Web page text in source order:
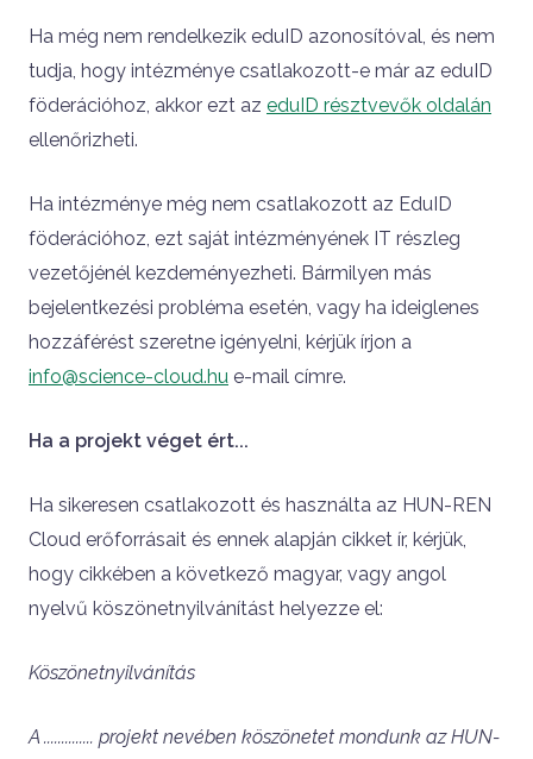
Ha még nem rendelkezik eduID azonosítóval, és nem
tudja, hogy intézménye csatlakozott-e már az eduID
föderációhoz, akkor ezt az eduID résztvevők oldalán
ellenőrizheti.
Ha intézménye még nem csatlakozott az EduID
föderációhoz, ezt saját intézményének IT részleg
vezetőjénél kezdeményezheti. Bármilyen más
bejelentkezési probléma esetén, vagy ha ideiglenes
hozzáférést szeretne igényelni, kérjük írjon a
info@science-cloud.hu e-mail címre.
Ha a projekt véget ért...
Ha sikeresen csatlakozott és használta az HUN-REN
Cloud erőforrásait és ennek alapján cikket ír, kérjük,
hogy cikkében a következő magyar, vagy angol
nyelvű köszönetnyilvánítást helyezze el:
Köszönetnyilvánítás
A .............. projekt nevében köszönetet mondunk az HUN-